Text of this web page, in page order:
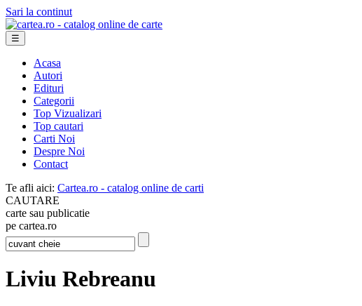
Sari la continut
☰
Acasa
Autori
Edituri
Categorii
Top Vizualizari
Top cautari
Carti Noi
Despre Noi
Contact
Te afli aici: Cartea.ro - catalog online de carti
CAUTARE
carte sau publicatie
pe cartea.ro
Liviu Rebreanu